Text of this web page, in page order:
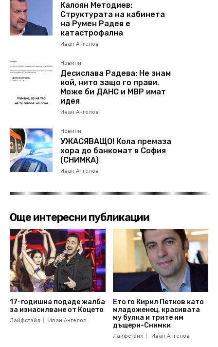
Калоян Методиев:
Структурата на кабинета
на Румен Радев е
катастрофална
Иван Ангелов
Новини
Десислава Радева: Не знам
кой, нито защо го прави.
Може би ДАНС и МВР имат
идея
Иван Ангелов
Новини
УЖАСЯВАЩО! Кола премаза
хора до банкомат в София
(СНИМКА)
Иван Ангелов
Още интересни публикации
17-годишна подаде жалба
за изнасилване от Коцето
Лайфстайл Иван Ангелов
Ето го Кирил Петков като
младоженец, красивата
му булка и трите им
дъщери-Снимки
Лайфстайл Иван Ангелов